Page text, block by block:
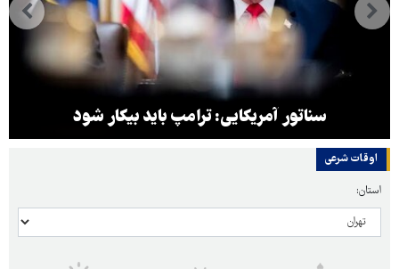
سناتور آمریکایی: ترامپ باید بیکار شود
اوقات شرعی
استان: